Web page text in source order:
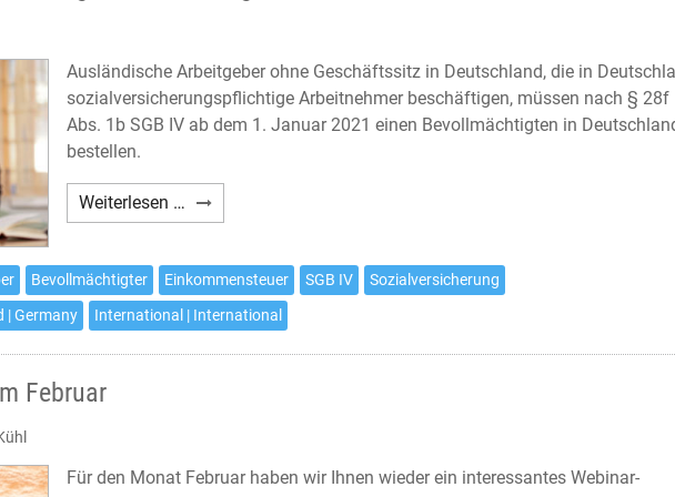
Ausländische Arbeitgeber ohne Geschäftssitz in Deutschland, die in
sozialversicherungspflichtige Arbeitnehmer beschäftigen, müssen nach § 28f
Abs. 1b SGB IV ab dem 1. Januar 2021 einen Bevollmächtigten in
bestellen.
Weiterlesen … Deutsche
Sozialversicherung:
in
Deutschland
Bevollmächtigter Einkommensteuer SGB IV
Sozialversicherung
| Germany International | International
Februar
Für den Monat Februar haben wir Ihnen wieder ein interessantes Webinar-